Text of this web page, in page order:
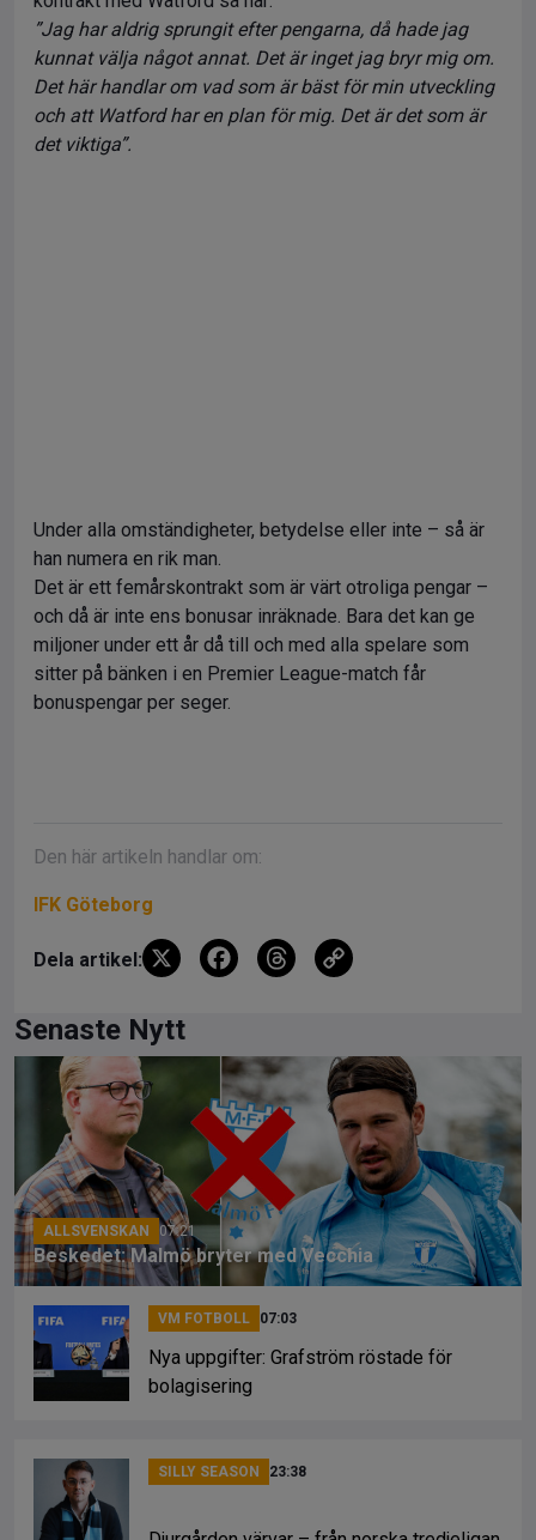
”Jag har aldrig sprungit efter pengarna, då hade jag
kunnat välja något annat. Det är inget jag bryr mig om.
Det här handlar om vad som är bäst för min utveckling
och att Watford har en plan för mig. Det är det som är
det viktiga”.
Under alla omständigheter, betydelse eller inte – så är
han numera en rik man.
Det är ett femårskontrakt som är värt otroliga pengar –
och då är inte ens bonusar inräknade. Bara det kan ge
miljoner under ett år då till och med alla spelare som
sitter på bänken i en Premier League-match får
bonuspengar per seger.
Den här artikeln handlar om:
IFK Göteborg
Dela artikel: X
F
b
o
o
k
T
d
s
Li
n
k
Senaste Nytt
ALLSVENSKAN 07:21
Beskedet: Malmö bryter med Vecchia
VM FOTBOLL 07:03
Nya uppgifter: Grafström röstade för
bolagisering
SILLY SEASON 23:38